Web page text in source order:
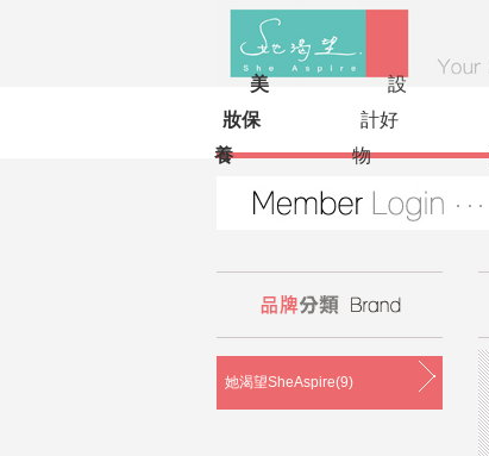
美
妝保
養
設
計好
物
她渴望SheAspire(9)